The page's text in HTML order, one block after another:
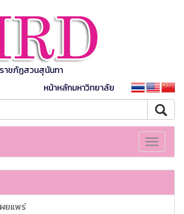
าชภัฏสวนสุนันทา
หน้าหลักมหาวิทยาลัย
Toggle
ผยแพร่